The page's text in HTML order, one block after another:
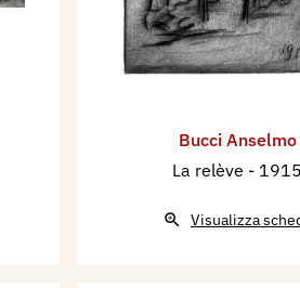
Bucci Anselmo
La relève - 1915
Visualizza